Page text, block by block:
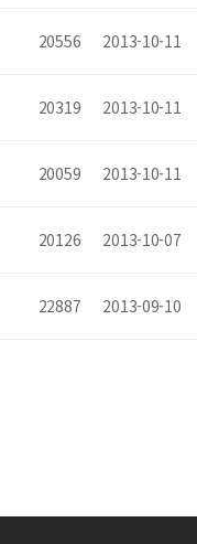
20556 2013-10-11
20319 2013-10-11
20059 2013-10-11
20126 2013-10-07
22887 2013-09-10